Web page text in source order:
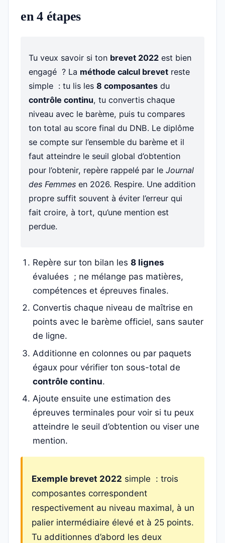
en 4 étapes
Tu veux savoir si ton brevet 2022 est bien
engagé ? La méthode calcul brevet reste
simple : tu lis les 8 composantes du
contrôle continu, tu convertis chaque
niveau avec le barème, puis tu compares
ton total au score final du DNB. Le diplôme
se compte sur l’ensemble du barème et il
faut atteindre le seuil global d’obtention
pour l’obtenir, repère rappelé par le Journal
des Femmes en 2026. Respire. Une addition
propre suffit souvent à éviter l’erreur qui
fait croire, à tort, qu’une mention est
perdue.
Repère sur ton bilan les 8 lignes
évaluées ; ne mélange pas matières,
compétences et épreuves finales.
Convertis chaque niveau de maîtrise en
points avec le barème officiel, sans sauter
de ligne.
Additionne en colonnes ou par paquets
égaux pour vérifier ton sous-total de
contrôle continu.
Ajoute ensuite une estimation des
épreuves terminales pour voir si tu peux
atteindre le seuil d’obtention ou viser une
mention.
Exemple brevet 2022 simple : trois
composantes correspondent
respectivement au niveau maximal, à un
palier intermédiaire élevé et à 25 points.
Tu additionnes d’abord les deux